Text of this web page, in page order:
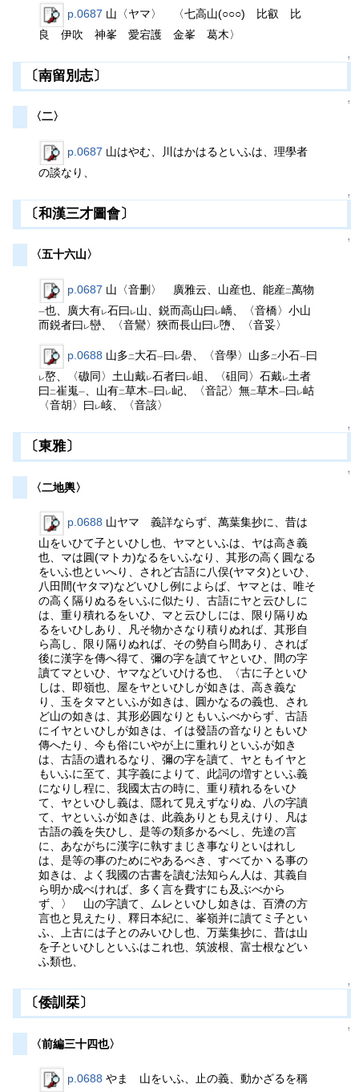
p.0687 山〈ヤマ〉 〈七高山(○○○) 比叡 比
良 伊吹 神峯 愛宕護 金峯 葛木〉
↑
〔南留別志〕
↑
〈二〉
p.0687 山はやむ、川はかはるといふは、理學者
の談なり、
↑
〔和漢三才圖會〕
↑
〈五十六山〉
p.0687 山〈音删〉 廣雅云、山産也、能産二萬物
一也、廣大有レ石曰 レ 山、鋭而高山曰 レ嶠、〈音橋〉小山
而鋭者曰 レ巒、〈音鸞〉狹而長山曰 レ嶞、〈音妥〉
p.0688 山多二大石一曰 レ礐、〈音學〉山多二小石一曰
レ嶅、〈磝同〉土山戴レ石者曰 レ岨、〈砠同〉石戴レ土者
曰二崔嵬一、山有二草木一曰 レ屺、〈音記〉無二草木一曰 レ岵
〈音胡〉曰 レ峐、〈音該〉
↑
〔東雅〕
↑
〈二地輿〉
p.0688 山ヤマ 義詳ならず、萬葉集抄に、昔は
山をいひて子といひし也、ヤマといふは、ヤは高き義
也、マは圓(マトカ)なるをいふなり、其形の高く圓なる
をいふ也といへり、されど古語に八俣(ヤマタ)といひ、
八田間(ヤタマ)などいひし例によらば、ヤマとは、唯そ
の高く隔りぬるをいふに似たり、古語にヤと云ひしに
は、重り積れるをいひ、マと云ひしには、限り隔りぬ
るをいひしあり、凡そ物かさなり積りぬれば、其形自
ら高し、限り隔りぬれば、その勢自ら間あり、されば
後に漢字を傳へ得て、彌の字を讀てヤといひ、間の字
讀てマといひ、ヤマなどいひける也、〈古に子といひ
しは、即嶺也、屋をヤといひしが如きは、高き義な
り、玉をタマといふが如きは、圓かなるの義也、され
ど山の如きは、其形必圓なりともいふべからず、古語
にイヤといひしが如きは、イは發語の音なりともいひ
傳へたり、今も俗にいやが上に重れりといふが如き
は、古語の遺れるなり、彌の字を讀て、ヤともイヤと
もいふに至て、其字義によりて、此詞の増すといふ義
になりし程に、我國太古の時に、重り積れるをいひ
て、ヤといひし義は、隱れて見えずなりぬ、八の字讀
て、ヤといふが如きは、此義ありとも見えけり、凡は
古語の義を失ひし、是等の類多かるべし、先達の言
に、あながちに漢字に執すまじき事なりといはれし
は、是等の事のためにやあるべき、すべてかヽる事の
如きは、よく我國の古書を讀む法知らん人は、其義自
ら明か成べければ、多く言を費すにも及ぶべから
ず、〉 山の字讀て、ムレといひし如きは、百濟の方
言也と見えたり、釋日本紀に、峯嶺并に讀てミ子とい
ふ、上古には子とのみいひし也、万葉集抄に、昔は山
を子といひしといふはこれ也、筑波根、富士根などい
ふ類也、
↑
〔倭訓栞〕
↑
〈前編三十四也〉
p.0688 やま 山をいふ、止の義、動かざるを稱